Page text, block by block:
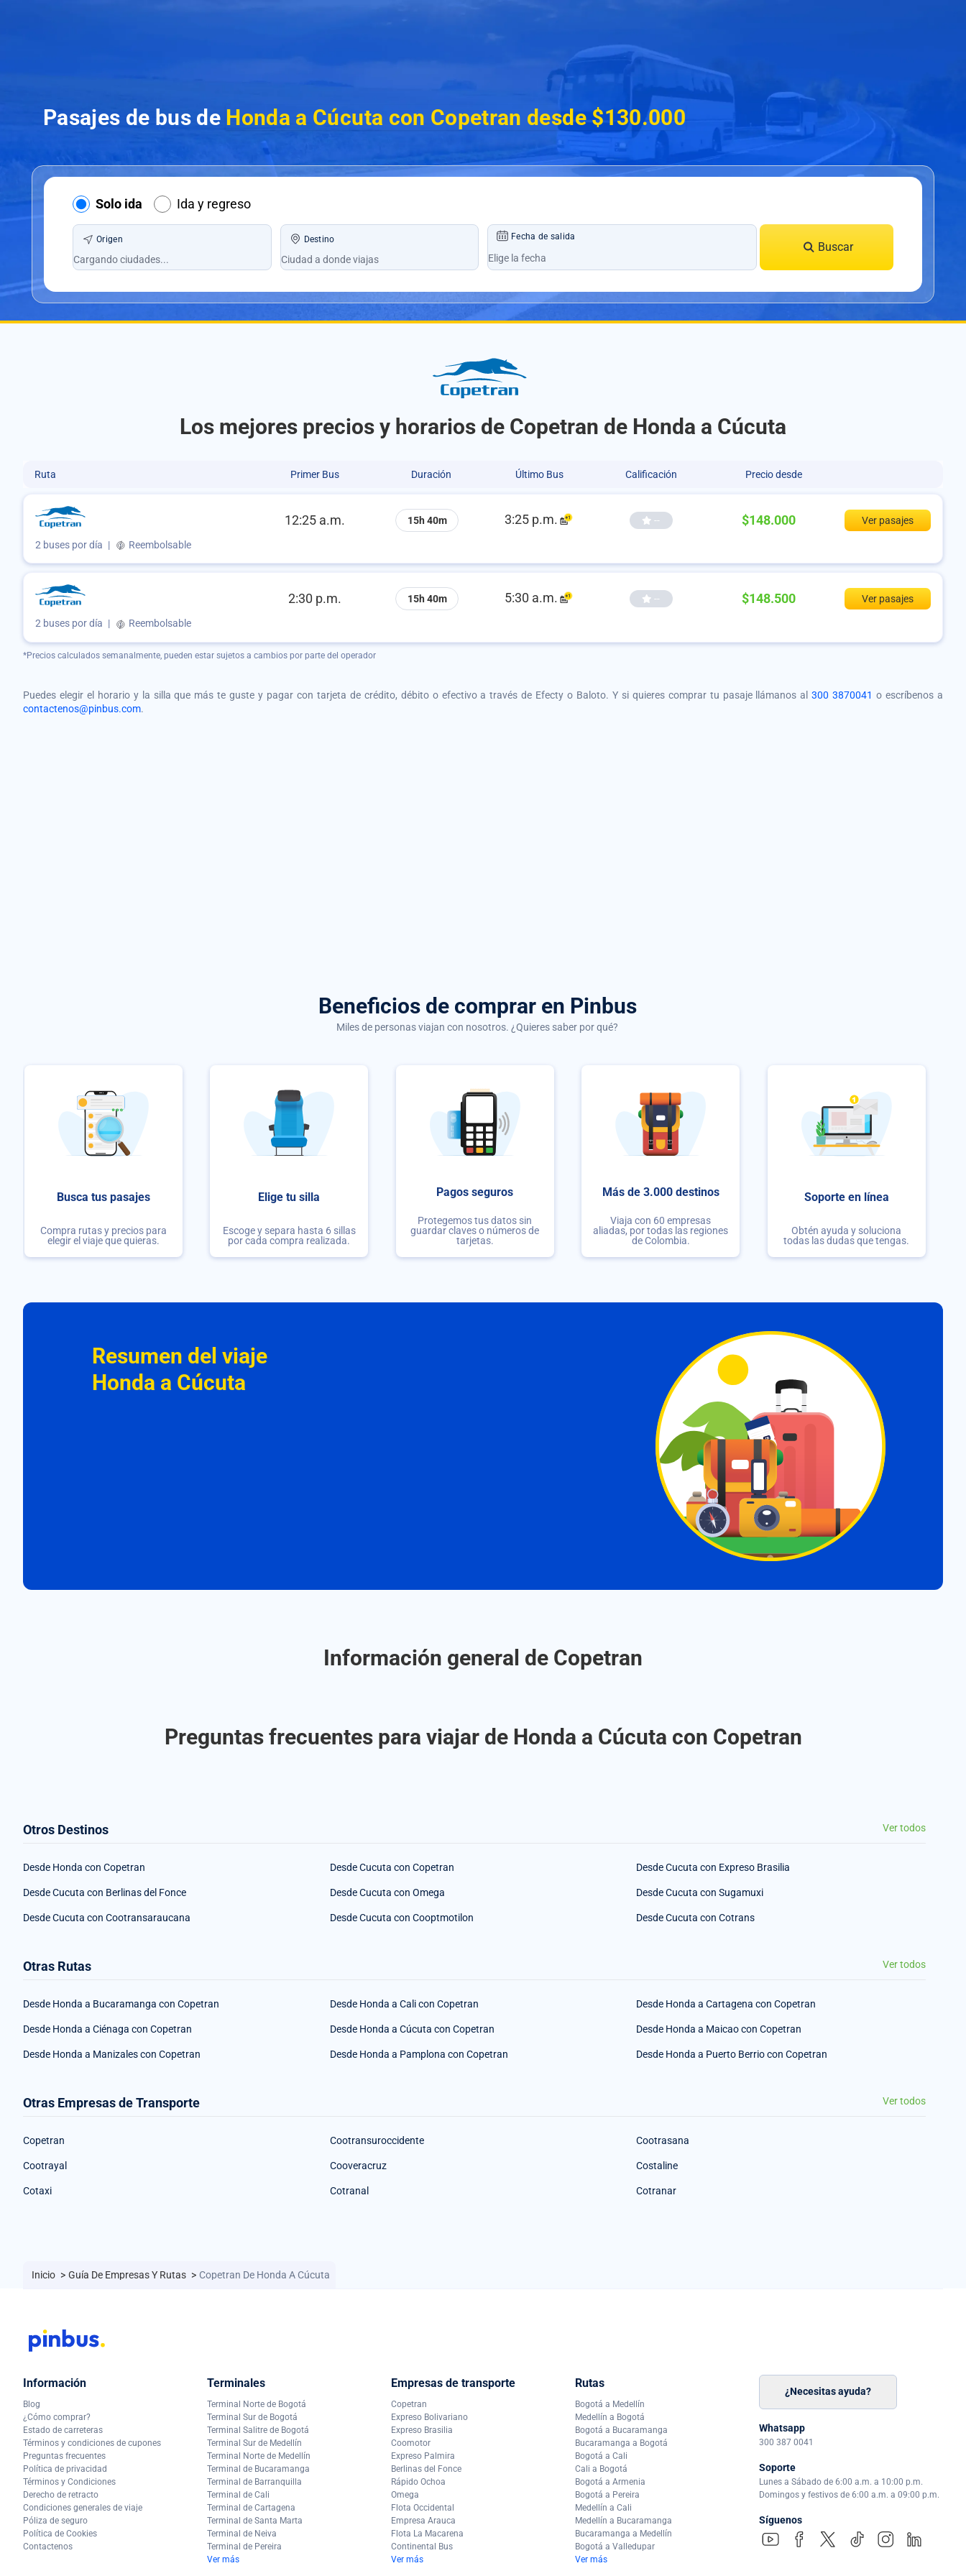
Pasajes de bus de Honda a Cúcuta con Copetran desde $130.000
Solo ida Ida y regreso
Origen Destino Fecha de salida
Buscar
Los mejores precios y horarios de Copetran de Honda a Cúcuta
Ruta Primer Bus Duración Último Bus Calificación Precio desde
12:25 a.m. 15h 40m 3:25 p.m. -- $148.000 Ver pasajes
2 buses por día | Reembolsable
2:30 p.m. 15h 40m 5:30 a.m. -- $148.500 Ver pasajes
2 buses por día | Reembolsable
*Precios calculados semanalmente, pueden estar sujetos a cambios por parte del operador
Puedes elegir el horario y la silla que más te guste y pagar con tarjeta de crédito, débito o efectivo a través de Efecty o Baloto. Y si quieres comprar tu pasaje llámanos al300 3870041 o escríbenos a
contactenos@pinbus.com.
Beneficios de comprar en Pinbus
Miles de personas viajan con nosotros. ¿Quieres saber por qué?
Busca tus pasajes
Compra rutas y precios para
elegir el viaje que quieras.
Elige tu silla
Escoge y separa hasta 6 sillas
por cada compra realizada.
Pagos seguros
Protegemos tus datos sin
guardar claves o números de
tarjetas.
Más de 3.000 destinos
Viaja con 60 empresas
aliadas, por todas las regiones
de Colombia.
Soporte en línea
Obtén ayuda y soluciona
todas las dudas que tengas.
Resumen del viaje
Honda a Cúcuta
Información general de Copetran
Preguntas frecuentes para viajar de Honda a Cúcuta con Copetran
Otros Destinos Ver todos
Desde Honda con Copetran Desde Cucuta con Copetran Desde Cucuta con Expreso Brasilia
Desde Cucuta con Berlinas del Fonce Desde Cucuta con Omega Desde Cucuta con Sugamuxi
Desde Cucuta con Cootransaraucana Desde Cucuta con Cooptmotilon Desde Cucuta con Cotrans
Otras Rutas Ver todos
Desde Honda a Bucaramanga con Copetran Desde Honda a Cali con Copetran Desde Honda a Cartagena con Copetran
Desde Honda a Ciénaga con Copetran Desde Honda a Cúcuta con Copetran Desde Honda a Maicao con Copetran
Desde Honda a Manizales con Copetran Desde Honda a Pamplona con Copetran Desde Honda a Puerto Berrio con Copetran
Otras Empresas de Transporte Ver todos
Copetran Cootransuroccidente Cootrasana
Cootrayal Cooveracruz Costaline
Cotaxi Cotranal Cotranar
Inicio > Guía De Empresas Y Rutas > Copetran De Honda A Cúcuta
Información
Blog
¿Cómo comprar?
Estado de carreteras
Términos y condiciones de cupones
Preguntas frecuentes
Política de privacidad
Términos y Condiciones
Derecho de retracto
Condiciones generales de viaje
Póliza de seguro
Política de Cookies
Contactenos
Terminales
Terminal Norte de Bogotá
Terminal Sur de Bogotá
Terminal Salitre de Bogotá
Terminal Sur de Medellín
Terminal Norte de Medellín
Terminal de Bucaramanga
Terminal de Barranquilla
Terminal de Cali
Terminal de Cartagena
Terminal de Santa Marta
Terminal de Neiva
Terminal de Pereira
Ver más
Empresas de transporte
Copetran
Expreso Bolivariano
Expreso Brasilia
Coomotor
Expreso Palmira
Berlinas del Fonce
Rápido Ochoa
Omega
Flota Occidental
Empresa Arauca
Flota La Macarena
Continental Bus
Ver más
Rutas
Bogotá a Medellín
Medellín a Bogotá
Bogotá a Bucaramanga
Bucaramanga a Bogotá
Bogotá a Cali
Cali a Bogotá
Bogotá a Armenia
Bogotá a Pereira
Medellín a Cali
Medellín a Bucaramanga
Bucaramanga a Medellín
Bogotá a Valledupar
Ver más
¿Necesitas ayuda?
Whatsapp
300 387 0041
Soporte
Lunes a Sábado de 6:00 a.m. a 10:00 p.m.
Domingos y festivos de 6:00 a.m. a 09:00 p.m.
Síguenos